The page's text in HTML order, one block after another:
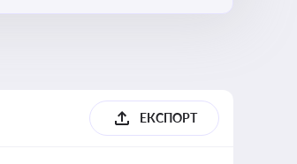
ЕКСПОРТ